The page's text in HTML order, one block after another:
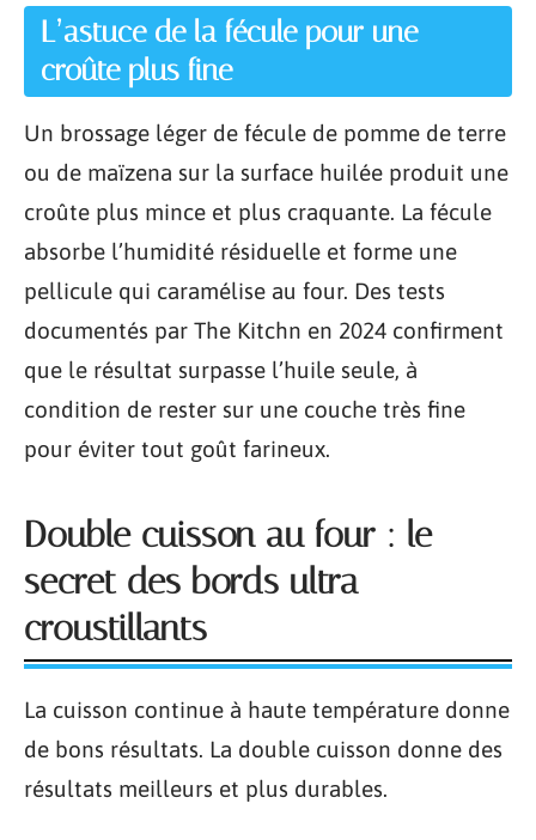
L’astuce de la fécule pour une
croûte plus fine
Un brossage léger de fécule de pomme de terre
ou de maïzena sur la surface huilée produit une
croûte plus mince et plus craquante. La fécule
absorbe l’humidité résiduelle et forme une
pellicule qui caramélise au four. Des tests
documentés par The Kitchn en 2024 confirment
que le résultat surpasse l’huile seule, à
condition de rester sur une couche très fine
pour éviter tout goût farineux.
Double cuisson au four : le
secret des bords ultra
croustillants
La cuisson continue à haute température donne
de bons résultats. La double cuisson donne des
résultats meilleurs et plus durables.